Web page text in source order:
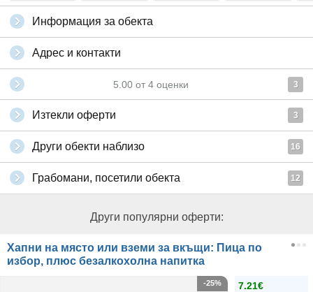
Информация за обекта
Адрес и контакти
5.00 от 4 оценки 3
Изтекли оферти 3
Други обекти наблизо 16
Грабомани, посетили обекта 12
Други популярни оферти:
Хапни на място или вземи за вкъщи: Пица по
избор, плюс безалкохолна напитка
7.21€
-25%